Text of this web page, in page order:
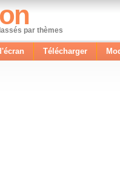
par thèmes
Télécharger